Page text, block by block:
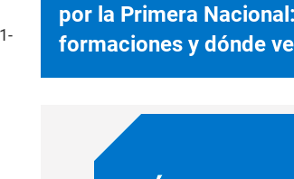
por la Primera
formaciones y dónde